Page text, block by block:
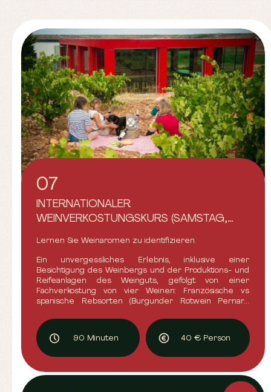
07
INTERNATIONALER
WEINVERKOSTUNGSKURS (SAMSTAG,
Lernen Sie Weinaromen zu identifizieren.
Ein unvergessliches Erlebnis, inklusive einer
Besichtigung des Weinbergs und der Produktions- und
Reifeanlagen des Weinguts, gefolgt von einer
Fachverkostung von vier Weinen: Französische vs
spanische Rebsorten (Burgunder Rotwein Pernard
Weißwein As de B, Elias Mora Contracorriente D.O.
Rueda), jeweils begleitet von traditionellen regionalen
Käsesorten. EIN WAHRHAFT EINZIGARTIGES ERLEBNIS!
90 Minuten 40 € Person